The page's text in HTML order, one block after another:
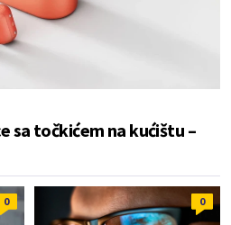
sa točkićem na kućištu –
0 0